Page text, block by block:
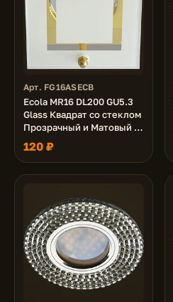
Арт. FG16ASECB
Ecola MR16 DL200 GU5.3
Glass Квадрат со стеклом
Прозрачный и Матовый /
Золото 45x77x77
120 ₽